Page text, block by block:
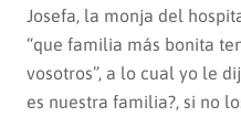
Josefa, la monja del
“que familia más bonita
vosotros”, a lo cual yo le
es nuestra familia?, si no